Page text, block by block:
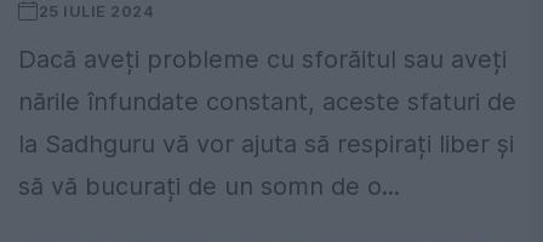
25 IULIE 2024
Dacă aveți probleme cu sforăitul sau aveți
nările înfundate constant, aceste sfaturi de
la Sadhguru vă vor ajuta să respirați liber și
să vă bucurați de un somn de o...